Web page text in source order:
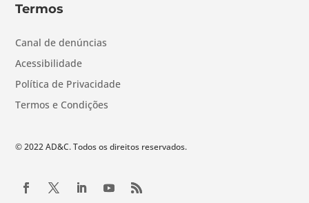
Termos
Canal de denúncias
Acessibilidade
Política de Privacidade
Termos e Condições
© 2022 AD&C. Todos os direitos reservados.